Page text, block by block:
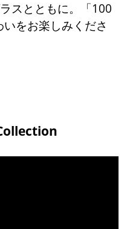
スとともに。「100
をお楽しみくださ